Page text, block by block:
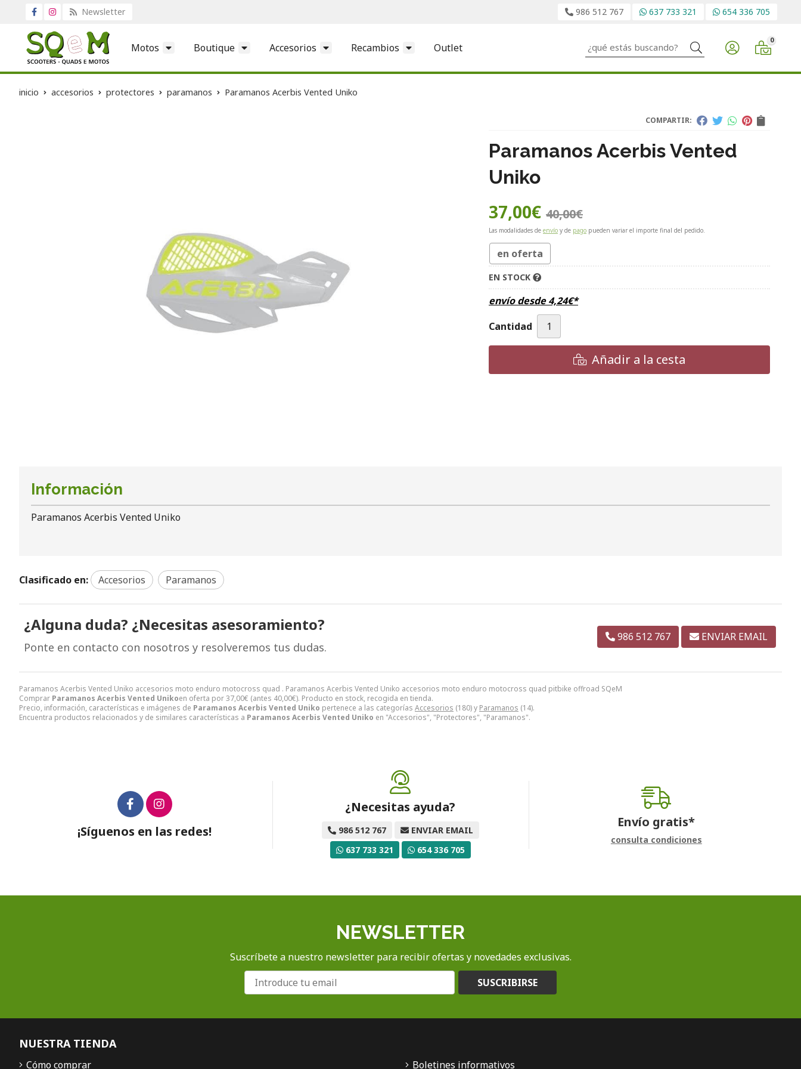
Newsletter 986 512 767 637 733 321 654 336 705
Motos Boutique Accesorios Recambios Outlet Buscar 0
inicio accesorios protectores paramanos Paramanos Acerbis Vented Uniko
COMPARTIR:
Paramanos Acerbis Vented
Uniko
37,00€ 40,00€
Las modalidades de envío y de pago pueden variar el importe final del pedido.
en oferta
EN STOCK
envío desde4,24€*
Cantidad
Añadir a la cesta
Paramanos Acerbis Vented Uniko accesorios moto enduro motocross quad . Paramanos Acerbis Vented Uniko accesorios moto enduro motocross quad pitbike offroad SQeM
Comprar Paramanos Acerbis Vented Unikoen oferta por37,00€ (antes 40,00€). Producto en stock, recogida en tienda.
Precio, información, características e imágenes de Paramanos Acerbis Vented Uniko pertenece a las categorías Accesorios (180) y Paramanos (14).
Encuentra productos relacionados y de similares características a Paramanos Acerbis Vented Uniko en "Accesorios", "Protectores", "Paramanos".
Información
Paramanos Acerbis Vented Uniko
Clasificado en: Accesorios Paramanos
¿Alguna duda? ¿Necesitas asesoramiento?
Ponte en contacto con nosotros y resolveremos tus dudas.
986 512 767 ENVIAR EMAIL
¡Síguenos en las redes!
¿Necesitas ayuda?
986 512 767
ENVIAR EMAIL
637 733 321
654 336 705
Envío gratis*
consulta condiciones
NEWSLETTER
Suscríbete a nuestro newsletter para recibir ofertas y novedades exclusivas.
SUSCRIBIRSE
NUESTRA TIENDA
Cómo comprar Boletines informativos